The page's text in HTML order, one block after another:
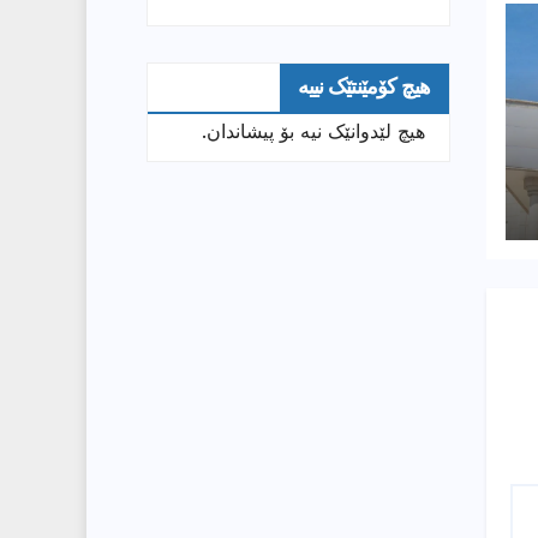
هیچ کۆمێنتێک نییە
هیچ لێدوانێک نیە بۆ پیشاندان.